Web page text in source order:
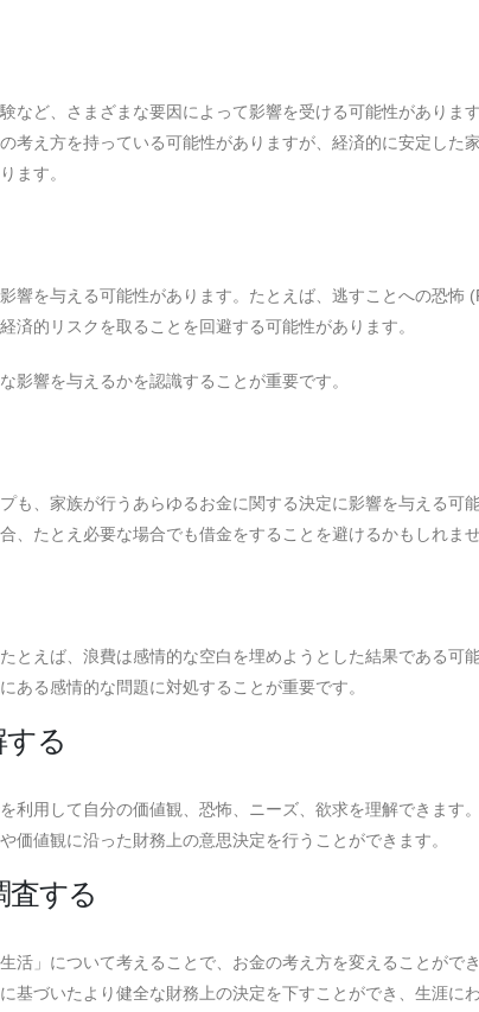
など、さまざまな要因によって影響を受ける可能性がありま
考え方を持っている可能性がありますが、経済的に安定した
ます。
響を与える可能性があります。たとえば、逃すことへの恐怖
的リスクを取ることを回避する可能性があります。
影響を与えるかを認識することが重要です。
も、家族が行うあらゆるお金に関する決定に影響を与える可
、たとえ必要な場合でも借金をすることを避けるかもしれま
とえば、浪費は感情的な空白を埋めようとした結果である可
ある感情的な問題に対処することが重要です。
る
利用して自分の価値観、恐怖、ニーズ、欲求を理解できます
値観に沿った財務上の意思決定を行うことができます。
査する
活」について考えることで、お金の考え方を変えることがで
基づいたより健全な財務上の決定を下すことができ、生涯に